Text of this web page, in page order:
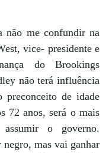
não me confundir na
vice- presidente e
do Brookings
não terá influência
preconceito de idade
72 anos, será o mais
o governo.
mas vai ganhar